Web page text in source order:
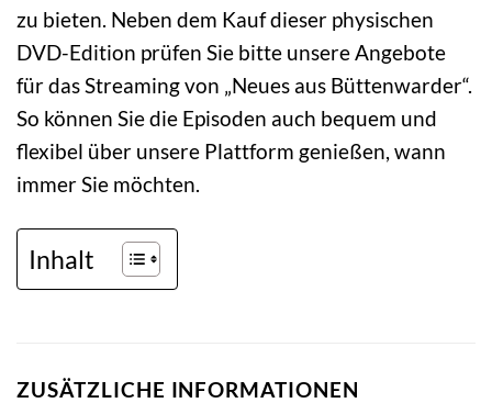
zu bieten. Neben dem Kauf dieser physischen
DVD-Edition prüfen Sie bitte unsere Angebote
für das Streaming von „Neues aus Büttenwarder“.
So können Sie die Episoden auch bequem und
flexibel über unsere Plattform genießen, wann
immer Sie möchten.
Inhalt
ZUSÄTZLICHE INFORMATIONEN